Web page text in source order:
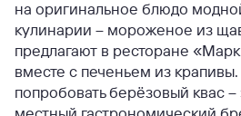
на оригинальное блюдо
кулинарии – мороженое из
предлагают в ресторане
вместе с печеньем из
попробовать берёзовый квас